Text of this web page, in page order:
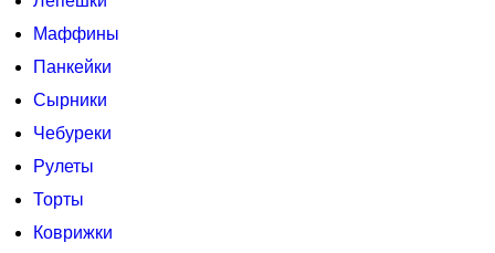
Маффины
Панкейки
Сырники
Чебуреки
Рулеты
Торты
Коврижки